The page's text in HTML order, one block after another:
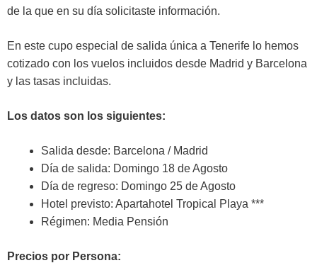
de la que en su día solicitaste información.
En este cupo especial de salida única a Tenerife lo hemos
cotizado con los vuelos incluidos desde Madrid y Barcelona
y las tasas incluidas.
Los datos son los siguientes:
Salida desde: Barcelona / Madrid
Día de salida: Domingo 18 de Agosto
Día de regreso: Domingo 25 de Agosto
Hotel previsto: Apartahotel Tropical Playa ***
Régimen: Media Pensión
Precios por Persona: